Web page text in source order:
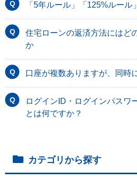
「5年ルール」「125%ルール
住宅ローンの返済方法にはど
か
口座が複数ありますが、同時
ログインID・ログインパスワ
とは何ですか？
カテゴリから探す